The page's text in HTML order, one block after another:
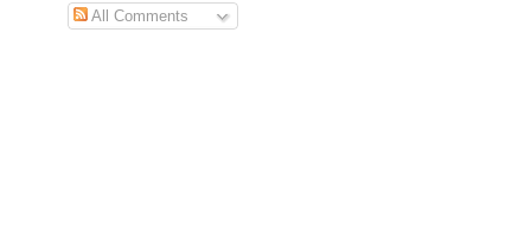
All Comments